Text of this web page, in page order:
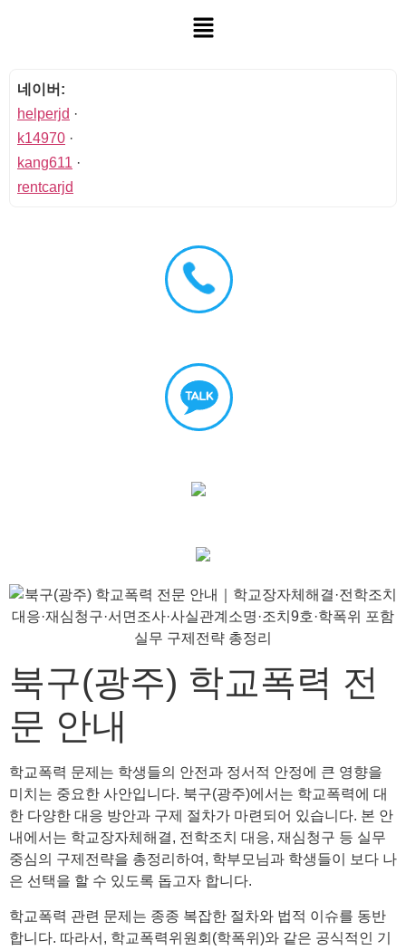
네이버:
helperjd ·
k14970 ·
kang611 ·
rentcarjd
북구(광주) 학교폭력 전
문 안내
학교폭력 문제는 학생들의 안전과 정서적 안정에 큰 영향을
미치는 중요한 사안입니다. 북구(광주)에서는 학교폭력에 대
한 다양한 대응 방안과 구제 절차가 마련되어 있습니다. 본 안
내에서는 학교장자체해결, 전학조치 대응, 재심청구 등 실무
중심의 구제전략을 총정리하여, 학부모님과 학생들이 보다 나
은 선택을 할 수 있도록 돕고자 합니다.
학교폭력 관련 문제는 종종 복잡한 절차와 법적 이슈를 동반
합니다. 따라서, 학교폭력위원회(학폭위)와 같은 공식적인 기